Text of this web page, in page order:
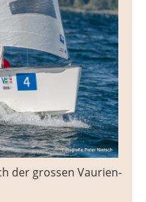
der grossen Vaurien-